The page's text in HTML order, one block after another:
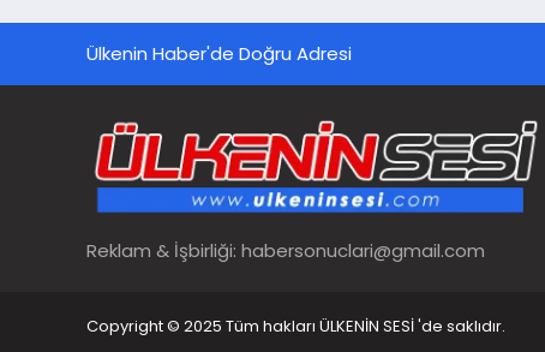
Ülkenin Haber'de Doğru Adresi
Reklam & İşbirliği: habersonuclari@gmail.com
Copyright © 2025 Tüm hakları ÜLKENİN SESİ 'de saklıdır.